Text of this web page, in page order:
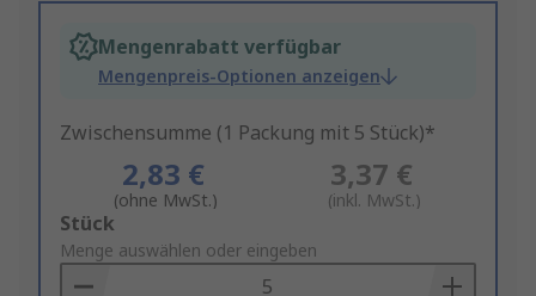
Mengenrabatt verfügbar
Mengenpreis-Optionen anzeigen
Zwischensumme (1 Packung mit 5 Stück)*
2,83 €
(ohne MwSt.)
3,37 €
(inkl. MwSt.)
Add
to
Basket
Stück
Menge auswählen oder eingeben